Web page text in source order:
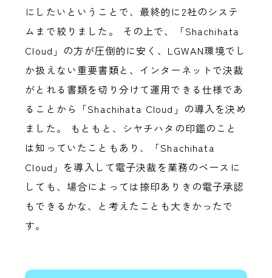
にしたいということで、最終的に2社のシステ
ムまで絞りました。 その上で、「Shachihata
Cloud」の方が圧倒的に安く、LGWAN環境でし
か扱えない重要書類と、インターネットで決裁
がとれる書類を切り分けて運用できる仕様であ
ることから「Shachihata Cloud」の導入を決め
ました。 もともと、シヤチハタの印鑑のこと
は知っていたこともあり、「Shachihata
Cloud」を導入して電子決裁を業務のベースに
しても、場合によっては捺印ありきの電子承認
もできるかな、と考えたことも大きかったで
す。